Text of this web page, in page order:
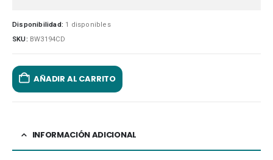
Disponibilidad: 1 disponibles
SKU: BW3194CD
AÑADIR AL CARRITO
INFORMACIÓN ADICIONAL